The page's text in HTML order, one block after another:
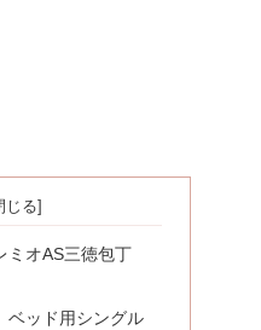
オAS三徳包丁
ッド用シングル